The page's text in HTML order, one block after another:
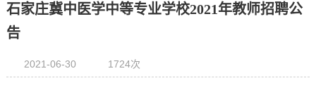
石家庄冀中医学中等专业学校2021年教师招聘公
告
2021-06-30 1724次